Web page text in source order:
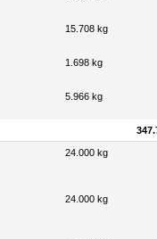
15.708 kg
1.698 kg
5.966 kg
24.000 kg
24.000 kg